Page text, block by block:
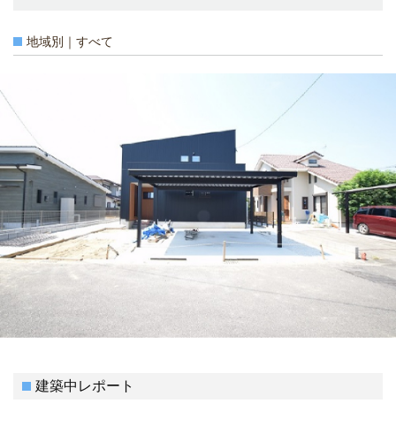
地域別｜すべて
建築中レポート